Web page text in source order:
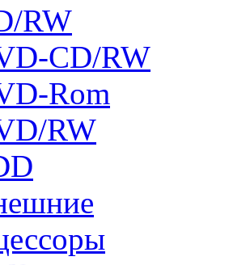
RW
CD/RW
Rom
RW